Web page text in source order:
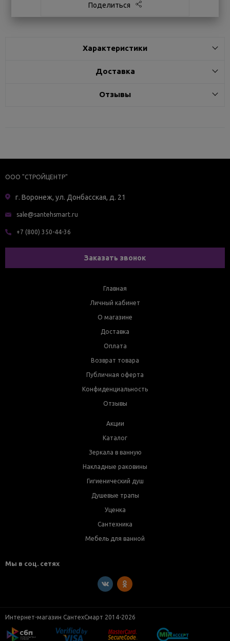
Поделиться
Характеристики
Доставка
Отзывы
ООО "СТРОЙЦЕНТР"
г. Воронеж, ул. Донбасская, д. 21
sale@santehsmart.ru
+7 (800) 350-44-36
Заказать звонок
Главная
Личный кабинет
О магазине
Доставка
Оплата
Возврат товара
Публичная оферта
Конфиденциальность
Отзывы
Акции
Каталог
Зеркала в ванную
Накладные раковины
Гигиенический душ
Душевые трапы
Уценка
Сантехника
Мебель для ванной
Мы в соц. сетях
Интернет-магазин СантехСмарт 2014-2026